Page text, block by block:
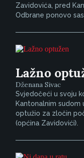
Zavidovića, pred
Odbrane ponovo
Lažno
Dženana Sivac
Svjedočeći u svoju
Kantonalnim sudom
optužio za zločin
(općina Zavidovići).